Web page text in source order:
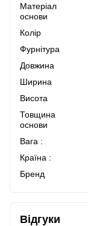
Матеріал
основи
Колір
Фурнітура
Довжина
Ширина
Висота
Товщина
основи
Вага :
Країна :
Бренд
Відгуки